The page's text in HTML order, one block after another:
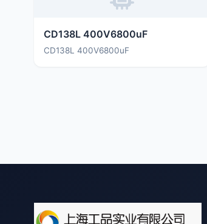
CD138L 400V6800uF
CD138L 400V6800uF